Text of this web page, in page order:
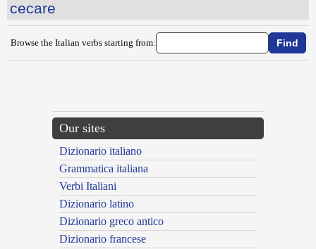
cecare
Browse the Italian verbs starting from:
Our sites
Dizionario italiano
Grammatica italiana
Verbi Italiani
Dizionario latino
Dizionario greco antico
Dizionario francese